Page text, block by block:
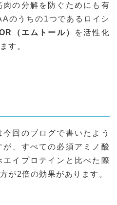
肉の分解を防ぐためにも有
のうちの1つであるロイシ
（エムトール）
を活性化
す。
回のブログで書いたよう
、すべての必須アミノ酸
イプロテインと比べた際
が2倍の効果があります。